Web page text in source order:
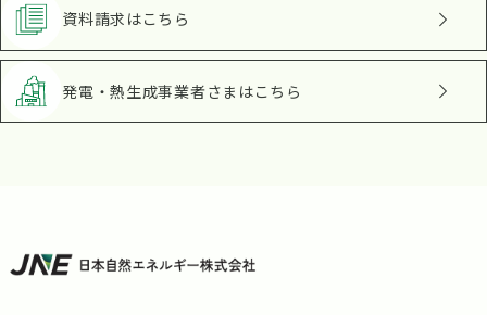
資料請求 はこちら
発電・熱生成事業者さま はこちら